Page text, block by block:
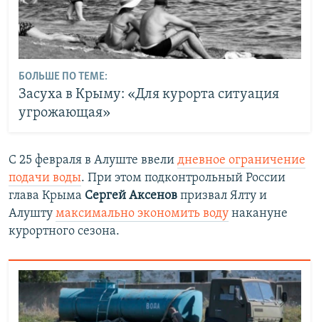
БОЛЬШЕ ПО ТЕМЕ:
Засуха в Крыму: «Для курорта ситуация
угрожающая»
С 25 февраля в Алуште ввели дневное ограничение
подачи воды. При этом подконтрольный России
глава Крыма Сергей Аксенов призвал Ялту и
Алушту максимально экономить воду накануне
курортного сезона.